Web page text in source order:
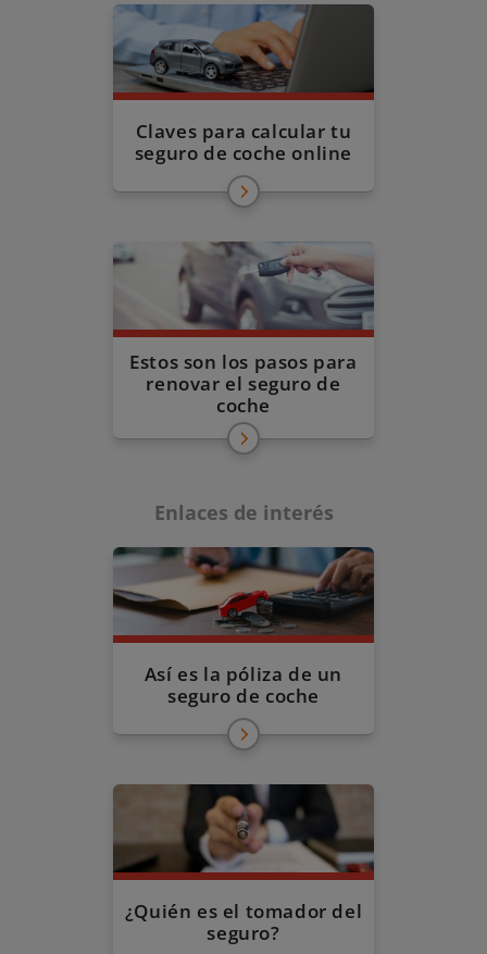
Claves para calcular tu
seguro de coche online
Estos son los pasos para
renovar el seguro de
coche
Enlaces de interés
Así es la póliza de un
seguro de coche
¿Quién es el tomador del
seguro?